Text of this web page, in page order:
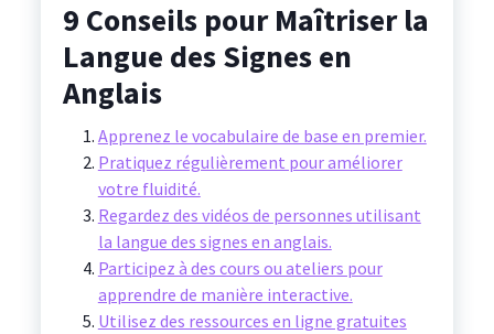
9 Conseils pour Maîtriser la
Langue des Signes en
Anglais
Apprenez le vocabulaire de base en premier.
Pratiquez régulièrement pour améliorer
votre fluidité.
Regardez des vidéos de personnes utilisant
la langue des signes en anglais.
Participez à des cours ou ateliers pour
apprendre de manière interactive.
Utilisez des ressources en ligne gratuites